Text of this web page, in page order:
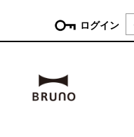
ログイン